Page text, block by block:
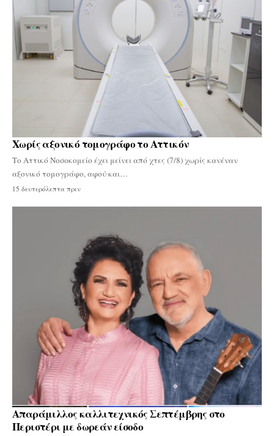
Χωρίς αξονικό τομογράφο το Αττικόν
Το Αττικό Νοσοκομείο έχει μείνει από χτες (7/8) χωρίς κανέναν
αξονικό τομογράφο, αφού και…
15 δευτερόλεπτα πριν
Απαράμιλλος καλλιτεχνικός Σεπτέμβρης στο
Περιστέρι με δωρεάν είσοδο